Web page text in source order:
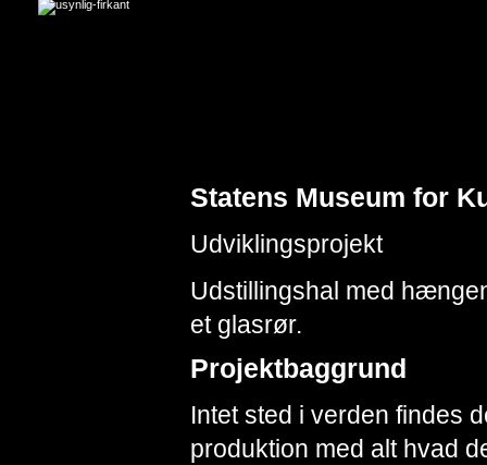
Statens Museum for
Udviklingsprojekt
Udstillingshal med
et glasrør.
Projektbaggrund
Intet sted i verden findes
produktion med alt hvad